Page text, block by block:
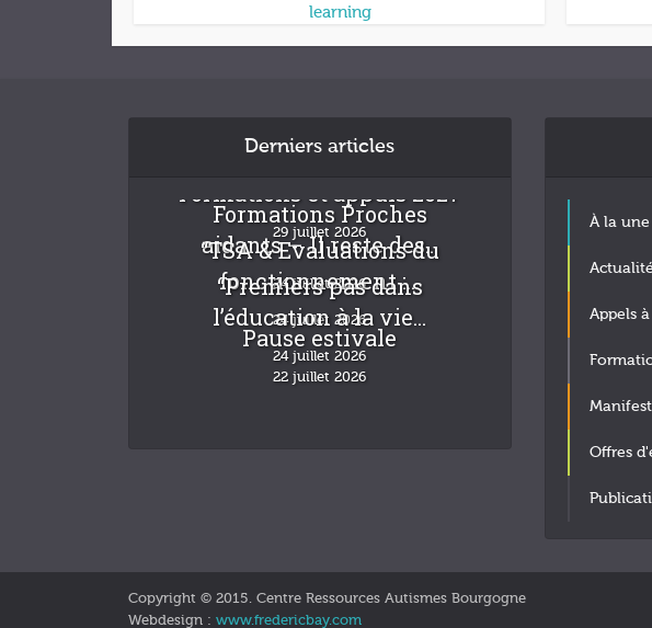
learning
Derniers articles
Formations et appuis 2027
29 juillet 2026
Formations Proches
aidants – Il reste des...
24 juillet 2026
“TSA & Evaluations du
fonctionnement :...
24 juillet 2026
“Premiers pas dans
l’éducation à la vie...
24 juillet 2026
Pause estivale
22 juillet 2026
À la une
Appels
Offres
Copyright © 2015. Centre Ressources Autismes Bourgogne
Webdesign : www.fredericbay.com